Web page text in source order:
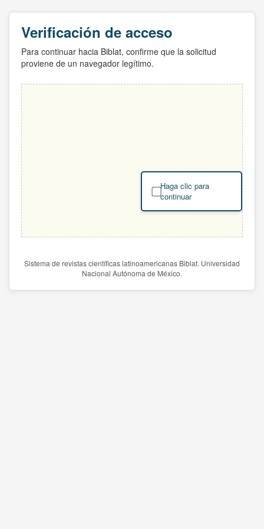
Verificación de acceso
Para continuar hacia Biblat, confirme que la solicitud
proviene de un navegador legítimo.
Haga clic para
continuar
Sistema de revistas científicas latinoamericanas Biblat. Universidad
Nacional Autónoma de México.